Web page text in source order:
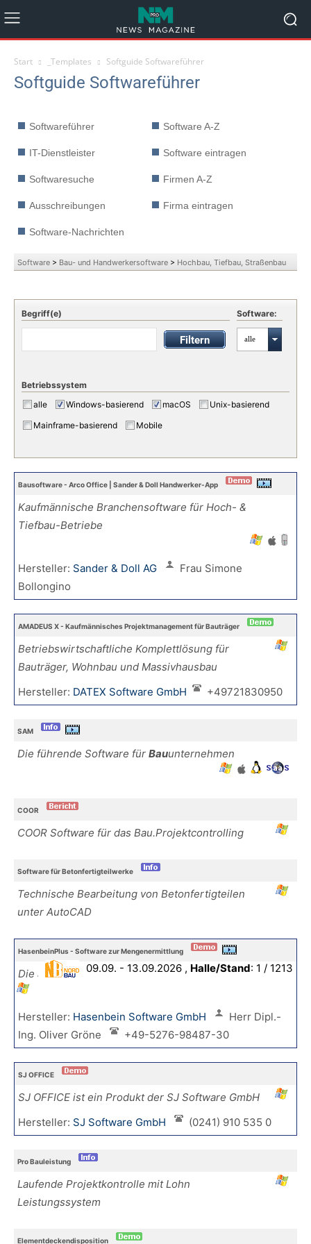
Start _Templates Softguide Softwareführer
Softguide Softwareführer
Softwareführer Software A-Z
IT-Dienstleister Software eintragen
Softwaresuche Firmen A-Z
Ausschreibungen Firma eintragen
Software-Nachrichten
Software > Bau- und Handwerkersoftware > Hochbau, Tiefbau, Straßenbau
Begriff(e) Software:
alle
Betriebssystem
alle
Windows-basierend macOS
Unix-basierend
Mainframe-basierend
Mobile
Bausoftware - Arco Office | Sander & Doll Handwerker-App
Kaufmännische Branchensoftware für Hoch- &
Tiefbau-Betriebe
Hersteller: Sander & Doll AG
Frau Simone
Bollongino
AMADEUS X - Kaufmännisches Projektmanagement für Bauträger
Betriebswirtschaftliche Komplettlösung für
Bauträger, Wohnbau und Massivhausbau
Hersteller: DATEX Software GmbH +49721830950
SAM
Die führende Software für Bauunternehmen
COOR
COOR Software für das Bau.Projektcontrolling
Software für Betonfertigteilwerke
Technische Bearbeitung von Betonfertigteilen
unter AutoCAD
HasenbeinPlus - Software zur Mengenermittlung
09.09. - 13.09.2026 , Halle/Stand: 1 / 1213
Die andere Mengenermittlung im Hochbau
Hersteller: Hasenbein Software GmbH
Herr Dipl.-
Ing. Oliver Gröne
+49-5276-98487-30
SJ OFFICE
SJ OFFICE ist ein Produkt der SJ Software GmbH
Hersteller: SJ Software GmbH (0241) 910 535 0
Pro Bauleistung
Laufende Projektkontrolle mit Lohn
Leistungssystem
Elementdeckendisposition